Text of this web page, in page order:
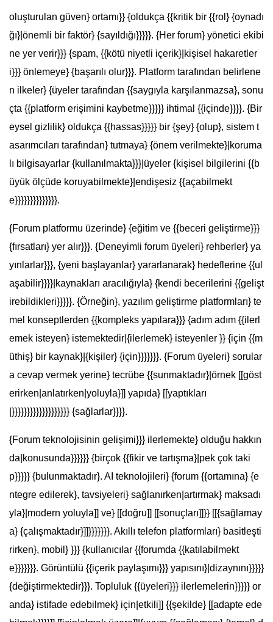
oluşturulan güven} ortamı}} {oldukça {{kritik bir {{rol} {oynadı
ğı}|önemli bir faktör} {sayıldığı}}}}}. {Her forum} yönetici ekibi
ne yer verir}}} {spam, {{kötü niyetli içerik}|kişisel hakaretler
i}}} önlemeye} {başarılı olur}}}. Platform tarafından belirlene
n ilkeler} {üyeler tarafından {{saygıyla karşılanmazsa}, sonu
çta {{platform erişimini kaybetme}}}}} ihtimal {{içinde}}}}. {Bir
eysel gizlilik} oldukça {{hassas}}}}} bir {şey} {olup}, sistem t
asarımcıları tarafından} tutmaya} {önem verilmekte}|koruma
lı bilgisayarlar {kullanılmakta}}}|üyeler {kişisel bilgilerini {{b
üyük ölçüde koruyabilmekte}|endişesiz {{açabilmekt
e}}}}}}}}}}}}}}.
{Forum platformu üzerinde} {eğitim ve {{beceri geliştirme}}}
{fırsatları} yer alır}}}. {Deneyimli forum üyeleri} rehberler} ya
yınlarlar}}}, {yeni başlayanlar} yararlanarak} hedeflerine {{ul
aşabilir}}}}|kaynakları aracılığıyla} {kendi becerilerini {{gelişt
irebildikleri}}}}}. {Örneğin}, yazılım geliştirme platformları} te
mel konseptlerden {{kompleks yapılara}}} {adım adım {{ilerl
emek isteyen} istemektedir|{ilerlemek} isteyenler }} {için {{m
üthiş} bir kaynak}|{kişiler} {için}}}}}}}. {Forum üyeleri} sorular
a cevap vermek yerine} tecrübe {{sunmaktadır}|örnek [[göst
erirken|anlatırken|yoluyla}]] yapıda} [[yaptıkları
|}}}}}}}}}}}}}}}}}}} {sağlarlar}}}}.
{Forum teknolojisinin gelişimi}}} ilerlemekte} olduğu hakkın
da|konusunda}}}}}} {birçok {{fikir ve tartışma}|pek çok taki
p}}}}} {bulunmaktadır}. AI teknolojileri} {forum {{ortamına} {e
ntegre edilerek}, tavsiyeleri} sağlanırken|artırmak} maksadı
yla}|modern yoluyla]] ve} [[doğru]] [[sonuçları]]}} [[{sağlamay
a} {çalışmaktadır}]]}}}}}}}. Akıllı telefon platformları} basitleşti
rirken}, mobil} }}} {kullanıcılar {{forumda {{katılabilmekt
e}}}}}}}. Görüntülü {{içerik paylaşımı}}} yapısını}|dizaynını}}}}}
{değiştirmektedir}}}. Topluluk {{üyeleri}}} ilerlemelerin}}}}} or
anda} istifade edebilmek} için|etkili]] {{şekilde} [[adapte ede